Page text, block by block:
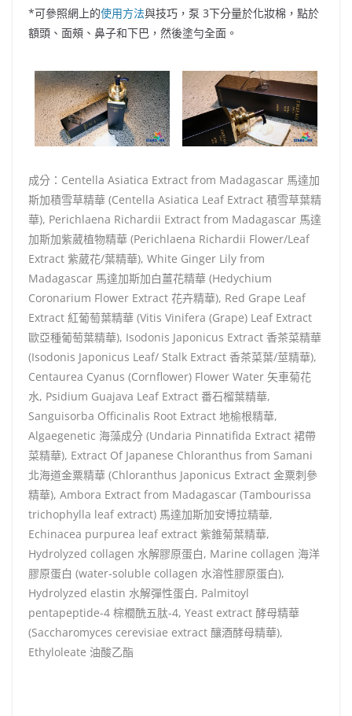
*可參照網上的使用方法與技巧，泵 3下分量於化妝棉，點於
額頭、面頰、鼻子和下巴，然後塗勻全面。
成分：Centella Asiatica Extract from Madagascar 馬達加
斯加積雪草精華 (Centella Asiatica Leaf Extract 積雪草葉精
華), Perichlaena Richardii Extract from Madagascar 馬達
加斯加紫葳植物精華 (Perichlaena Richardii Flower/Leaf
Extract 紫葳花/葉精華), White Ginger Lily from
Madagascar 馬達加斯加白薑花精華 (Hedychium
Coronarium Flower Extract 花卉精華), Red Grape Leaf
Extract 紅葡萄葉精華 (Vitis Vinifera (Grape) Leaf Extract
歐亞種葡萄葉精華), Isodonis Japonicus Extract 香茶菜精華
(Isodonis Japonicus Leaf/ Stalk Extract 香茶菜葉/莖精華),
Centaurea Cyanus (Cornflower) Flower Water 矢車菊花
水, Psidium Guajava Leaf Extract 番石榴葉精華,
Sanguisorba Officinalis Root Extract 地榆根精華,
Algaegenetic 海藻成分 (Undaria Pinnatifida Extract 裙帶
菜精華), Extract Of Japanese Chloranthus from Samani
北海道金粟精華 (Chloranthus Japonicus Extract 金粟刺參
精華), Ambora Extract from Madagascar (Tambourissa
trichophylla leaf extract) 馬達加斯加安博拉精華,
Echinacea purpurea leaf extract 紫錐菊葉精華,
Hydrolyzed collagen 水解膠原蛋白, Marine collagen 海洋
膠原蛋白 (water-soluble collagen 水溶性膠原蛋白),
Hydrolyzed elastin 水解彈性蛋白, Palmitoyl
pentapeptide-4 棕櫚酰五肽-4, Yeast extract 酵母精華
(Saccharomyces cerevisiae extract 釀酒酵母精華),
Ethyloleate 油酸乙酯